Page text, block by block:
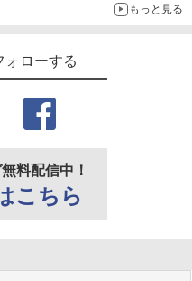
もっと見る
ォローする
料配信中！
こちら